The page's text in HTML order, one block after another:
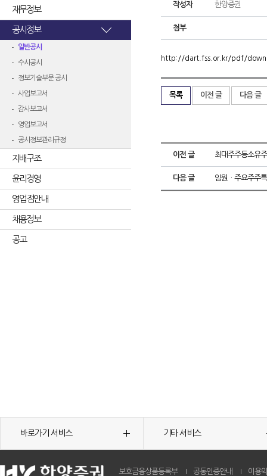
재무정보
공시정보
일반공시
수시공시
정보기술부문 공시
사업보고서
감사보고서
영업보고서
공시정보관리규정
지배구조
윤리경영
영업점안내
채용정보
공고
작성자 한양증권
첨부
http://dart.fss.or.kr/pdf/
목록 이전 글 다음 글
이전 글 최대주주등소유
다음 글 임원ㆍ주요주주
바로가기 서비스 기타 서비스
보호금융상품등록부 공동인증안내 이용